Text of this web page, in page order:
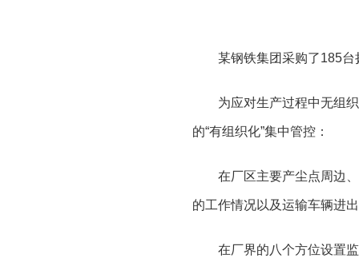
某钢铁集团采购了185
为应对生产过程中无组
的“有组织化”集中管控：
在厂区主要产尘点周边
的工作情况以及运输车辆进
在厂界的八个方位设置